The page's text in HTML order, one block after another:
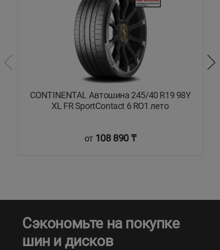
CONTINENTAL Автошина 245/40 R19 98Y
XL FR SportContact 6 RO1 лето
от 108 890 ₸
Сэкономьте на покупке
шин и дисков